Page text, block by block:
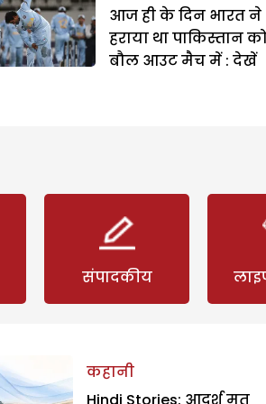
आज ही के दिन भारत ने
हराया था पाकिस्तान
बौल आउट मैच में : देखें
संपादकीय
कहानी
Hindi Stories: आदर्श मत